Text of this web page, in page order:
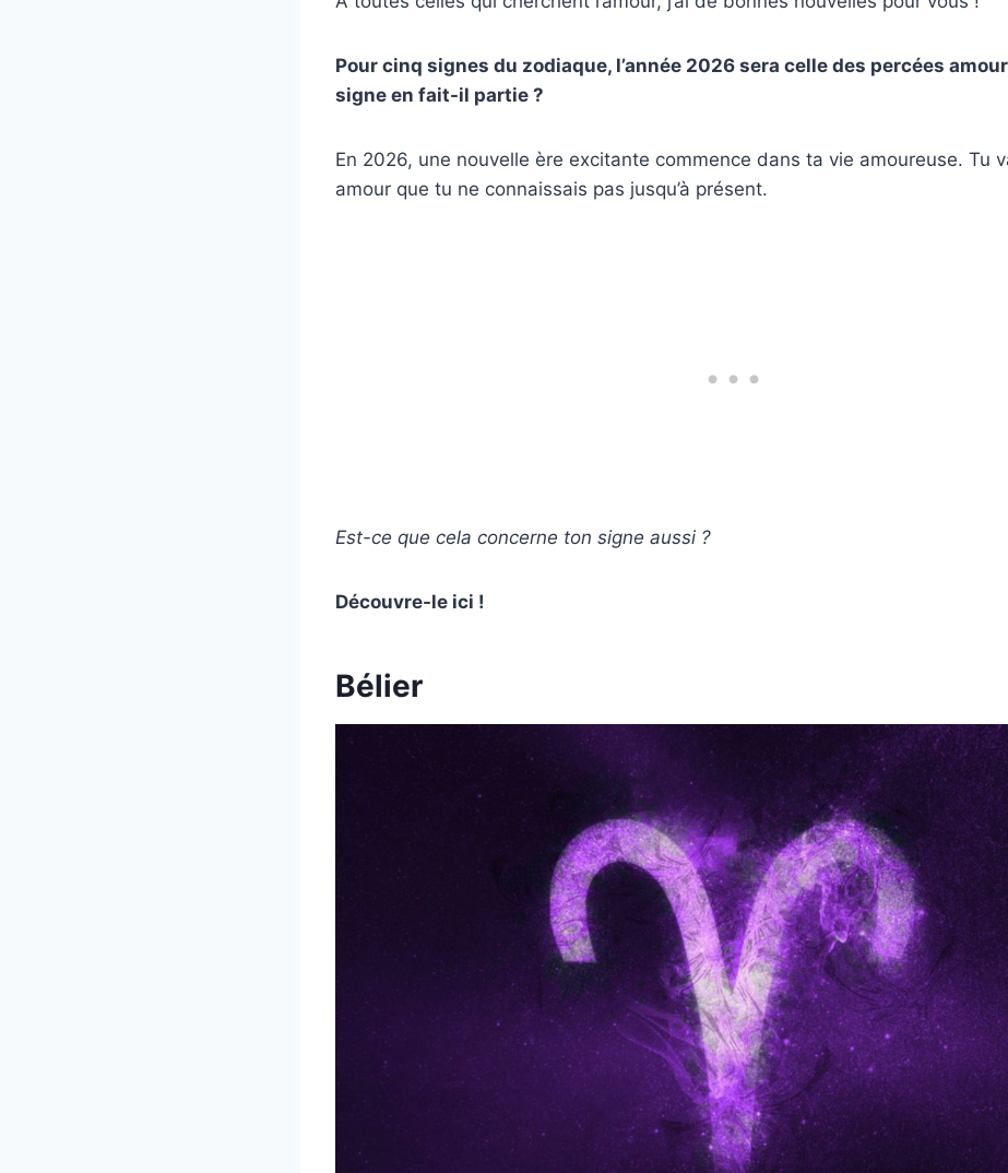
Pour cinq signes du zodiaque, l’année 2026 sera celle des percées
signe en fait-il partie ?
En 2026, une nouvelle ère excitante commence dans ta vie amoureuse. Tu
amour que tu ne connaissais pas jusqu’à présent.
Est-ce que cela concerne ton signe aussi ?
Découvre-le ici !
Bélier